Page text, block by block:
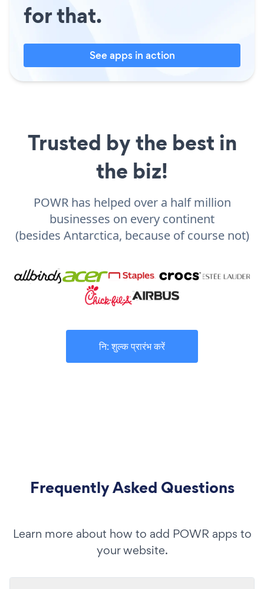
for that.
See apps in action
Trusted by the best in
the biz!
POWR has helped over a half million
businesses on every continent
(besides Antarctica, because of course not)
नि: शुल्क प्रारंभ करें
Frequently Asked Questions
Learn more about how to add POWR apps to
your website.